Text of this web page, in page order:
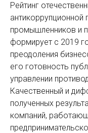
Рейтинг
антикоррупционной
промышленников и
формирует с 2019
преодоления
его готовность
управлении
Качественный и
полученных
компаний,